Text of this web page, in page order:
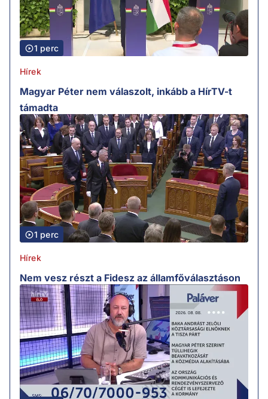
1 perc
Hírek
Magyar Péter nem válaszolt, inkább a HírTV-t
támadta
1 perc
Hírek
Nem vesz részt a Fidesz az államfőválasztáson